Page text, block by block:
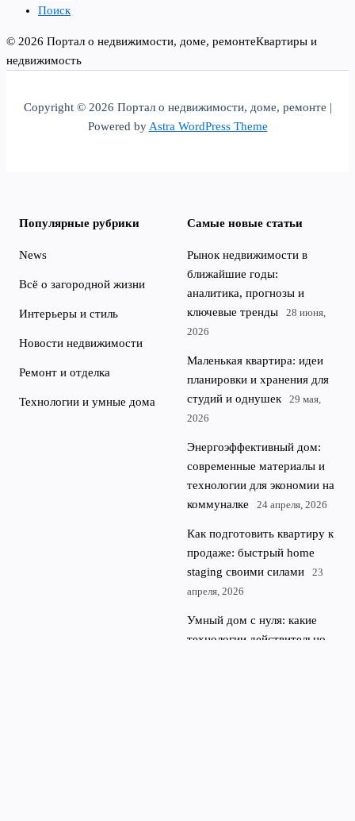
Поиск
© 2026 Портал о недвижимости, доме, ремонтеКвартиры и
недвижимость
Copyright © 2026 Портал о недвижимости, доме, ремонте |
Powered byAstra WordPress Theme
Популярные рубрики
News
Всё о загородной жизни
Интерьеры и стиль
Новости недвижимости
Ремонт и отделка
Технологии и умные дома
Самые новые статьи
Рынок недвижимости в
ближайшие годы:
аналитика, прогнозы и
ключевые тренды
28 июня,
2026
Маленькая квартира: идеи
планировки и хранения для
студий и однушек
29 мая,
2026
Энергоэффективный дом:
современные материалы и
технологии для экономии на
коммуналке
24 апреля, 2026
Как подготовить квартиру к
продаже: быстрый home
staging своими силами
23
апреля, 2026
Умный дом с нуля: какие
технологии действительно